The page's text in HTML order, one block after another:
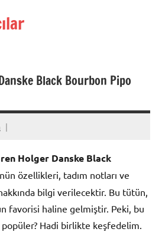
Black Bourbon Pipo
Holger Danske Black
özellikleri, tadım notları ve
bilgi verilecektir. Bu tütün,
favorisi haline gelmiştir. Peki, bu
Hadi birlikte keşfedelim.